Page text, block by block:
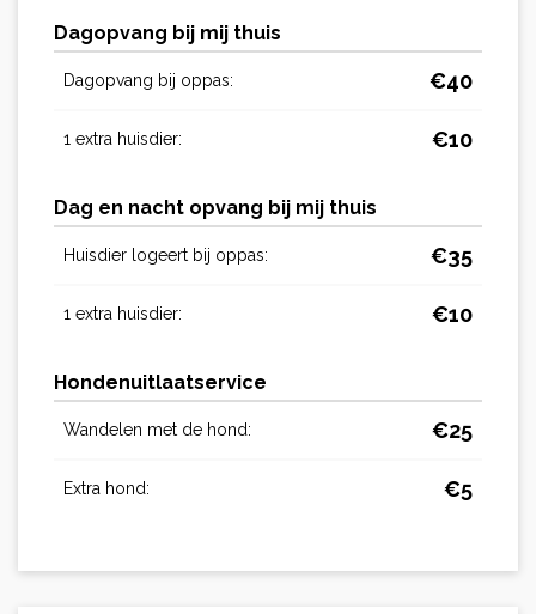
Dagopvang bij mij thuis
Dagopvang bij oppas: €40
1 extra huisdier: €10
Dag en nacht opvang bij mij thuis
Huisdier logeert bij oppas: €35
1 extra huisdier: €10
Hondenuitlaatservice
Wandelen met de hond: €25
Extra hond: €5